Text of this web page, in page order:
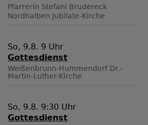
Pfarrerin Stefani Brudereck
Nordhalben Jubilate-Kirche
So, 9.8. 9 Uhr
Gottesdienst
Weißenbrunn-Hummendorf Dr.-
Martin-Luther-Kirche
So, 9.8. 9:30 Uhr
Gottesdienst